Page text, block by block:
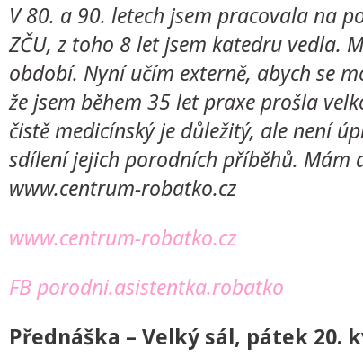
V 80. a 90. letech jsem pracovala na
ZČU, z toho 8 let jsem katedru vedla.
období. Nyní učím externě, abych se
že jsem během 35 let praxe prošla
čistě medicínský je důležitý, ale není
sdílení jejich porodních příběhů. Mám
www.centrum-robatko.cz
www.centrum-robatko.cz
FB porodni.asistentka.robatko
Přednáška – Velký sál, pátek 20.